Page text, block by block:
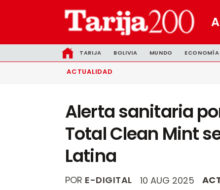
TARIJA BOLIVIA MUNDO ECONOMÍA
ACTUALIDAD
Alerta sanitaria
Total Clean Mint
Latina
POR E-DIGITAL 10 AUG 2025